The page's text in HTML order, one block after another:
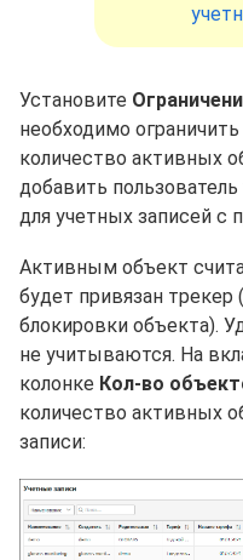
Установите
необходимо
количество активных
добавить
для учетных записей с
Активным объект
будет привязан трекер
блокировки объекта).
не учитываются. На
колонке Кол-во
количество активных
записи: